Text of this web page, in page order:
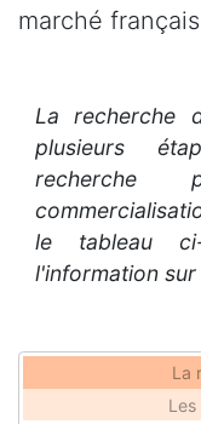
marché
La recherche
plusieurs
recherche
le tableau
l'information sur
La